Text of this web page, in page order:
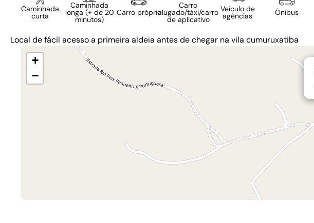
Caminhada
curta
Caminhada
longa (+ de 20
minutos)
Carro próprio
Carro
alugado/táxi/carro
de aplicativo
Veículo de
agências Ônibus
Local de fácil acesso a primeira aldeia antes de chegar na vila cumuruxatiba
+
−